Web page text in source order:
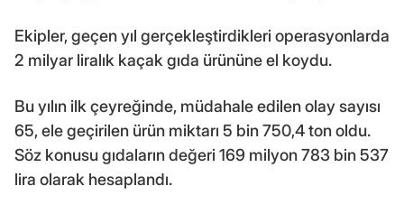
Ekipler, geçen yıl gerçekleştirdikleri operasyonlarda
2 milyar liralık kaçak gıda ürününe el koydu.
Bu yılın ilk çeyreğinde, müdahale edilen olay sayısı
65, ele geçirilen ürün miktarı 5 bin 750,4 ton oldu.
Söz konusu gıdaların değeri 169 milyon 783 bin 537
lira olarak hesaplandı.